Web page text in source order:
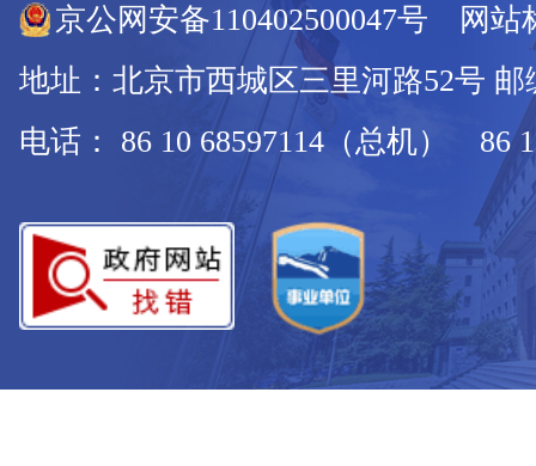
京公网安备110402500047号 网站
地址：北京市西城区三里河路52号 邮
电话： 86 10 68597114（总机） 86